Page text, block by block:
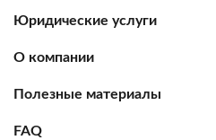
Юридические услуги
О компании
Полезные материалы
FAQ